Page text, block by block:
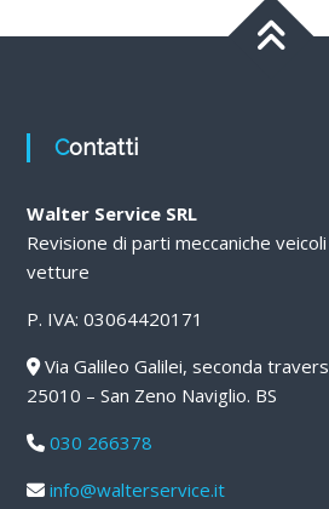
Contatti
Walter Service SRL
Revisione di parti meccaniche
vetture
P. IVA: 03064420171
Via Galileo Galilei, seconda
25010 – San Zeno Naviglio. BS
030 266378
info@walterservice.it